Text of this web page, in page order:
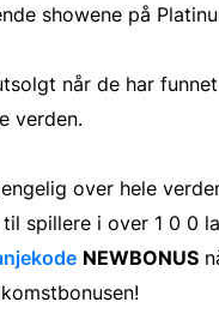
showene på
når de har
verden.
over hele
spillere i over 1 0 0
NEWBONUS